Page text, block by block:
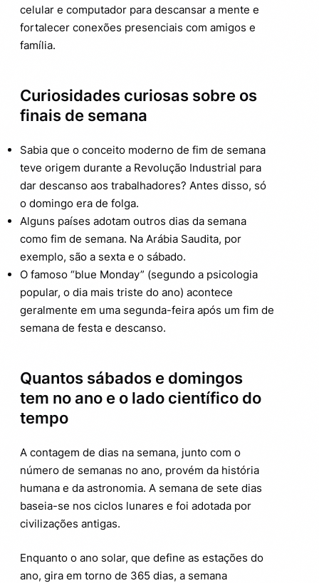
celular e computador para descansar a mente e
fortalecer conexões presenciais com amigos e
família.
Curiosidades curiosas sobre os
finais de semana
Sabia que o conceito moderno de fim de semana
teve origem durante a Revolução Industrial para
dar descanso aos trabalhadores? Antes disso, só
o domingo era de folga.
Alguns países adotam outros dias da semana
como fim de semana. Na Arábia Saudita, por
exemplo, são a sexta e o sábado.
O famoso “blue Monday” (segundo a psicologia
popular, o dia mais triste do ano) acontece
geralmente em uma segunda-feira após um fim de
semana de festa e descanso.
Quantos sábados e domingos
tem no ano e o lado científico do
tempo
A contagem de dias na semana, junto com o
número de semanas no ano, provém da história
humana e da astronomia. A semana de sete dias
baseia-se nos ciclos lunares e foi adotada por
civilizações antigas.
Enquanto o ano solar, que define as estações do
ano, gira em torno de 365 dias, a semana